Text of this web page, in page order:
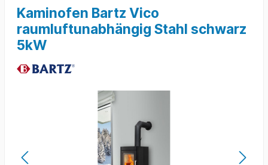
Kaminofen Bartz Vico
raumluftunabhängig Stahl schwarz
5kW